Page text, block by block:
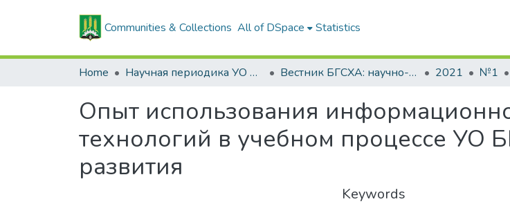
Communities & Collections All of DSpace Statistics
Home Научная периодика УО БГСХА Вестник БГСХА: научно-методический журнал Белорусской государственной сельскохозяйственной академии 2021 №1
Опыт использования
технологий в учебном процессе УО
развития
Keywords